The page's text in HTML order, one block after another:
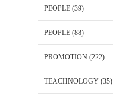
PEOPLE (39)
PEOPLE (88)
PROMOTION (222)
TEACHNOLOGY (35)